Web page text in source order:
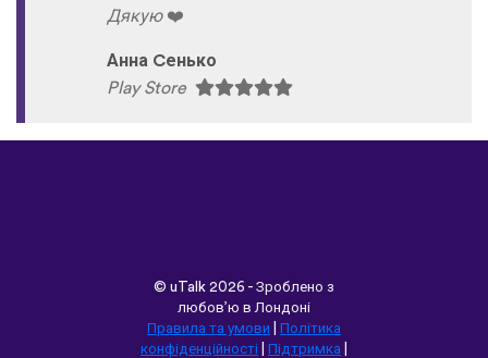
Дякую ❤
Анна Cенько
Play Store
© uTalk 2026 - Зроблено з
любов’ю в Лондоні
Правила та умови
Політика
конфіденційності
Підтримка